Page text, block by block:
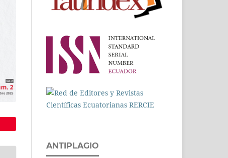
ANTIPLAGIO